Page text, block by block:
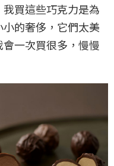
買這些巧克力是為
的奢侈，它們太美
一次買很多，慢慢